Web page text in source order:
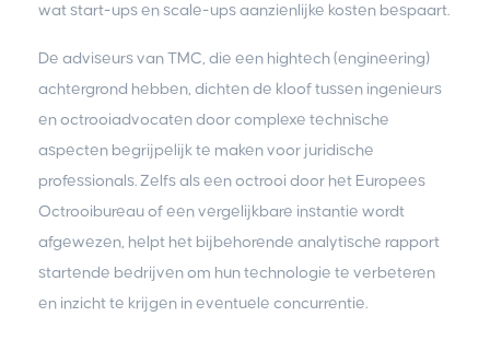
wat start-ups en scale-ups aanzienlijke kosten bespaart.
De adviseurs van TMC, die een hightech (engineering)
achtergrond hebben, dichten de kloof tussen ingenieurs
en octrooiadvocaten door complexe technische
aspecten begrijpelijk te maken voor juridische
professionals. Zelfs als een octrooi door het Europees
Octrooibureau of een vergelijkbare instantie wordt
afgewezen, helpt het bijbehorende analytische rapport
startende bedrijven om hun technologie te verbeteren
en inzicht te krijgen in eventuele concurrentie.